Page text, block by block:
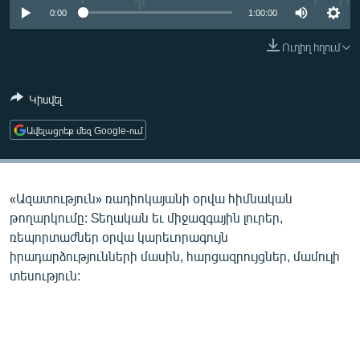
ՄԻՋԱԶԳԱՅԻՆ
ՄԵԿՆԱԲԱՆՈՒԹՅՈՒՆ
ՏՏ ԵՒ ԻՆՏԵՐՆԵՏ
ԿՈՐՈՆԱՎԻՐՈՒՍ
ՏԵՍԱՆՅՈՒԹԵՐ
ԲԱՆԱՎԵՃ
ՁԳՏԵԼՈՎ ԼԱՎԱԳՈՒՅՆԻՆ
0:00 1:00:00
Ուղիղ հղում
Կիսվել
Ավելացրեք մեզ Google-ում
«Ազատություն» ռադիոկայանի օրվա հիմնական
թողարկումը: Տեղական եւ միջազգային լուրեր,
ռեպորտաժներ օրվա կարեւորագույն
իրադարձությունների մասին, հարցազրույցներ, մամուլի
տեսություն: